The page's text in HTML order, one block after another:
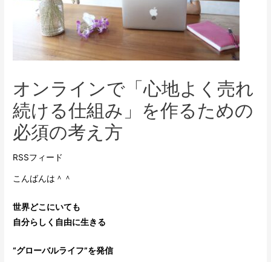
オンラインで「心地よく売れ
続ける仕組み」を作るための
必須の考え方
RSSフィード
こんばんは＾＾
世界どこにいても
自分らしく自由に生きる
“グローバルライフ”を発信